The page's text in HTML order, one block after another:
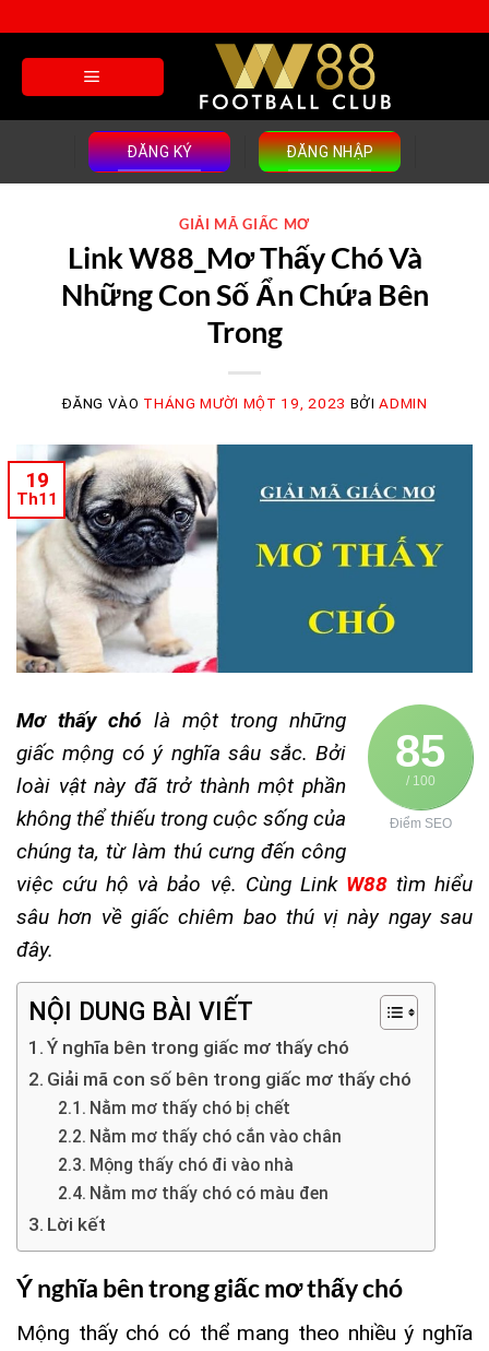
qua
dung
ĐĂNG KÝ ĐĂNG NHẬP
GIẢI MÃ GIẤC MƠ
Link W88_Mơ Thấy Chó Và
Những Con Số Ẩn Chứa Bên
Trong
ĐĂNG VÀO THÁNG MƯỜI MỘT 19, 2023 BỞIADMIN
19
Th11
85
/ 100
Điểm SEO
Mơ thấy chó là một trong những
giấc mộng có ý nghĩa sâu sắc. Bởi
loài vật này đã trở thành một phần
không thể thiếu trong cuộc sống của
chúng ta, từ làm thú cưng đến công
việc cứu hộ và bảo vệ. Cùng Link W88tìm hiểu
sâu hơn về giấc chiêm bao thú vị này ngay sau
đây.
NỘI DUNG BÀI VIẾT
Ý nghĩa bên trong giấc mơ thấy chó
Giải mã con số bên trong giấc mơ thấy chó
Nằm mơ thấy chó bị chết
Nằm mơ thấy chó cắn vào chân
Mộng thấy chó đi vào nhà
Nằm mơ thấy chó có màu đen
Lời kết
Ý nghĩa bên trong giấc mơ thấy chó
Mộng thấy chó có thể mang theo nhiều ý nghĩa